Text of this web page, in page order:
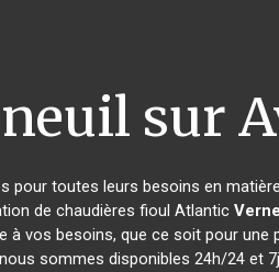
sur
pour toutes leurs besoins en
de chaudières fioul Atlantic
vos besoins, que ce soit pour une
sommes disponibles 24h/24 et